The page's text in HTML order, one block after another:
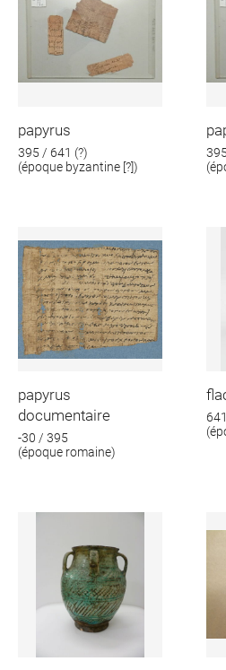
papyrus
395 / 641 (?)
(époque byzantine [?])
papyrus
documentaire
-30 / 395
(époque romaine)